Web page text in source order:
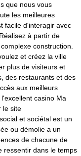
que nous vous
les meilleures
facile d'interagir avec
à partir de
construction.
et créez la ville
plus de visiteurs et
des restaurants et des
aux meilleurs
casino Ma
le site
et sociétal est un
ou démolie a un
de chacune de
ressentir dans le temps